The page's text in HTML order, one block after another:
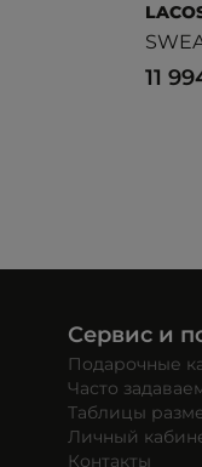
11
Сервис и
Подарочные
Часто
Таблицы
Личный
Контакты